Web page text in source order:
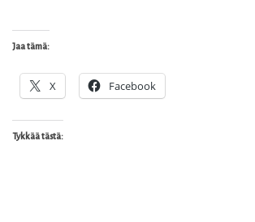
Jaa tämä:
X Facebook
Tykkää tästä: